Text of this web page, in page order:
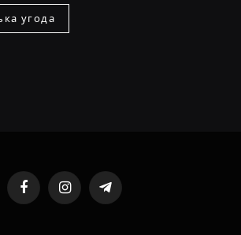
угода
FacebookInstagramTelegram